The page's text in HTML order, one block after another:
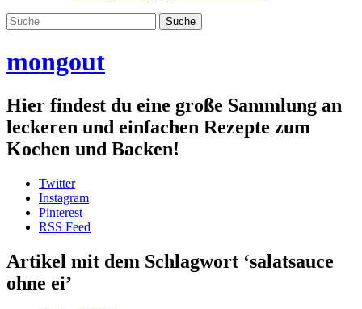
mongout
Hier findest du eine große Sammlung an
leckeren und einfachen Rezepte zum
Kochen und Backen!
Twitter
Instagram
Pinterest
RSS Feed
Artikel mit dem Schlagwort ‘salatsauce
ohne ei’